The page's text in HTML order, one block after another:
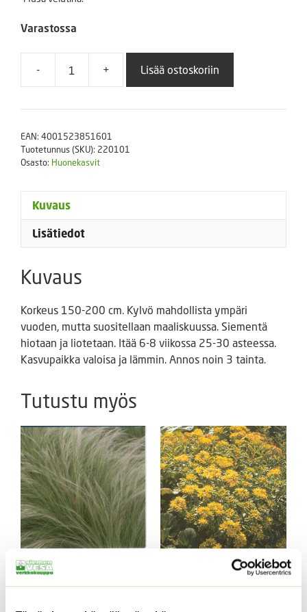
Varastossa
-
Intianbanaani
Coco
+ Lisää ostoskoriin
EAN: 4001523851601
Tuotetunnus (SKU): 220101
Osasto: Huonekasvit
Kuvaus
Lisätiedot
Kuvaus
Korkeus 150-200 cm. Kylvö mahdollista ympäri
vuoden, mutta suositellaan maaliskuussa. Siementä
hiotaan ja liotetaan. Itää 6-8 viikossa 25-30 asteessa.
Kasvupaikka valoisa ja lämmin. Annos noin 3 tainta.
Tutustu myös
Hentohöyhenheinä
Pony Tails
Amurinmaksaruoho
Sedum selskianum